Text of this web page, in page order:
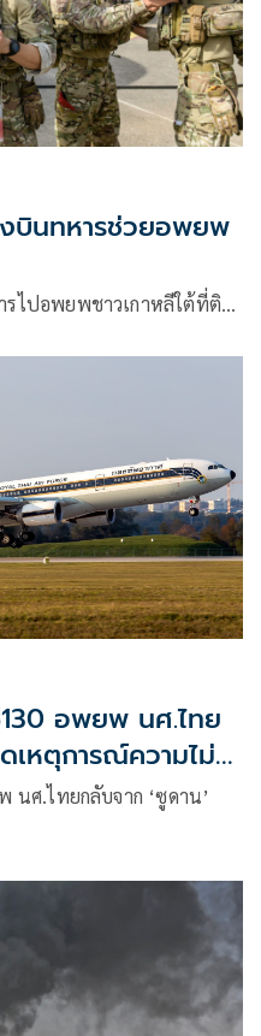
งบินทหารช่วยอพยพ
รไปอพยพชาวเกาหลีใต้ที่ติ…
อพยพ นศ.ไทย
เหตุการณ์ความไม่
นศ.ไทยกลับจาก ‘ซูดาน’